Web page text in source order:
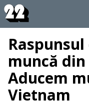
muncă
Aducem
Vietnam